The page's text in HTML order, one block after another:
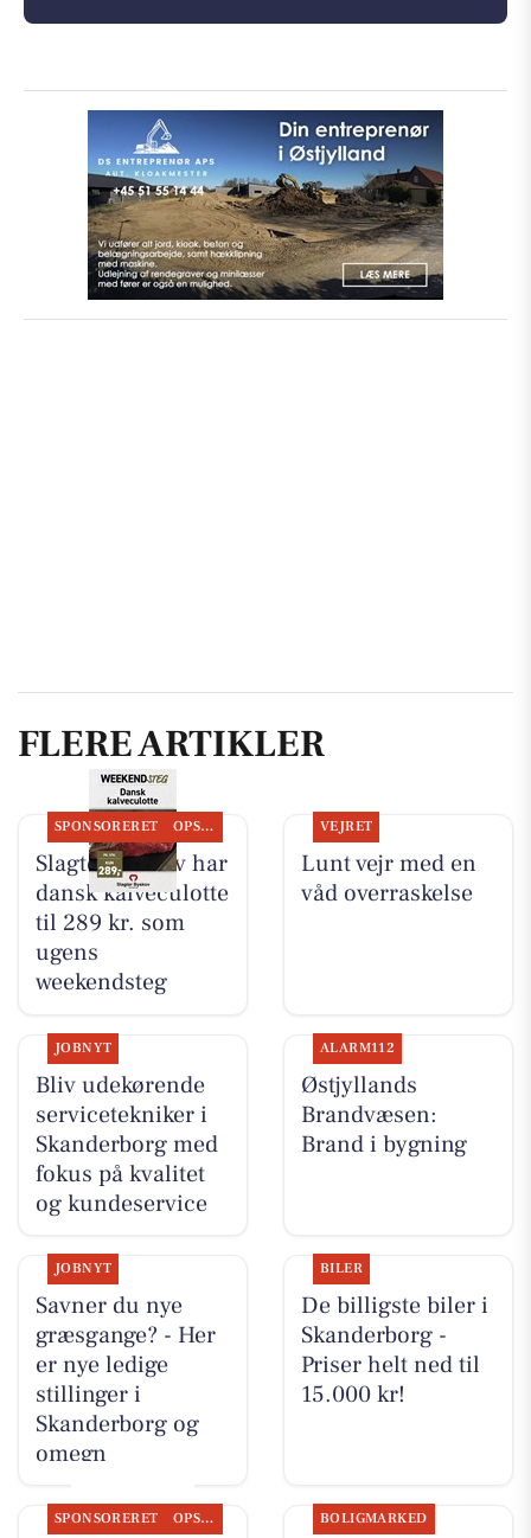
FLERE ARTIKLER
SPONSORERET OPSLAGSTAVLEN
Slagter Byskov har
dansk kalveculotte
til 289 kr. som
ugens
weekendsteg
VEJRET
Lunt vejr med en
våd overraskelse
JOBNYT
Bliv udekørende
servicetekniker i
Skanderborg med
fokus på kvalitet
og kundeservice
ALARM112
Østjyllands
Brandvæsen:
Brand i bygning
JOBNYT
Savner du nye
græsgange? - Her
er nye ledige
stillinger i
Skanderborg og
omegn
BILER
De billigste biler i
Skanderborg -
Priser helt ned til
15.000 kr!
SPONSORERET OPSLAGSTAVLEN BOLIGMARKED